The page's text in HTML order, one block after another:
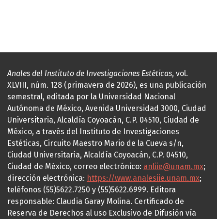
Anales del Instituto de Investigaciones Estéticas, vol.
XLVIII, núm. 128 (primavera de 2026), es una publicación
semestral, editada por la Universidad Nacional
Autónoma de México, Avenida Universidad 3000, Ciudad
Universitaria, Alcaldía Coyoacán, C.P. 04510, Ciudad de
México, a través del Instituto de Investigaciones
Estéticas, Circuito Maestro Mario de la Cueva s/n,
Ciudad Universitaria, Alcaldía Coyoacán, C.P. 04510,
Ciudad de México, correo electrónico: anliie@unam.mx;
dirección electrónica: https://www.analesiie.unam.mx;
teléfonos (55)5622.7250 y (55)5622.6999. Editora
responsable: Claudia Garay Molina. Certificado de
Reserva de Derechos al uso Exclusivo de Difusión vía